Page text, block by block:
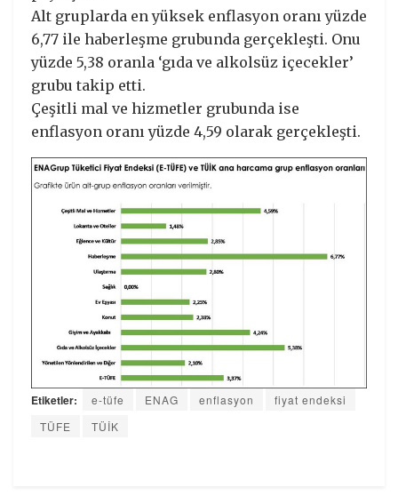
Alt gruplarda en yüksek enflasyon oranı yüzde
6,77 ile haberleşme grubunda gerçekleşti. Onu
yüzde 5,38 oranla ‘gıda ve alkolsüz içecekler’
grubu takip etti.
Çeşitli mal ve hizmetler grubunda ise
enflasyon oranı yüzde 4,59 olarak gerçekleşti.
Etiketler: e-tüfe ENAG enflasyon
fiyat endeksi
TÜFE
TÜİK